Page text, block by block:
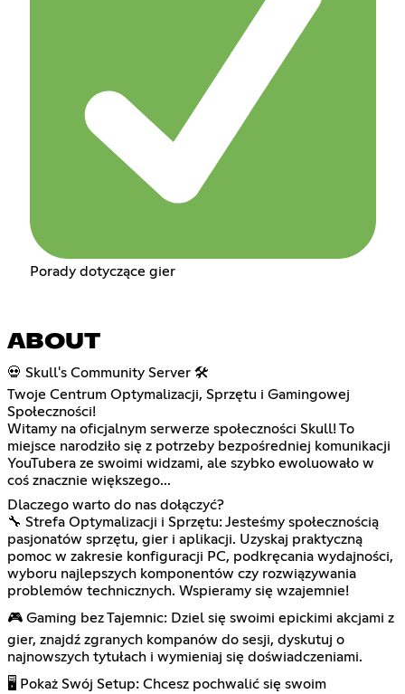
Porady dotyczące gier
ABOUT
💀 Skull's Community Server 🛠️
Twoje Centrum Optymalizacji, Sprzętu i Gamingowej
Społeczności!
Witamy na oficjalnym serwerze społeczności Skull! To
miejsce narodziło się z potrzeby bezpośredniej komunikacji
YouTubera ze swoimi widzami, ale szybko ewoluowało w
coś znacznie większego...
Dlaczego warto do nas dołączyć?
🔧 Strefa Optymalizacji i Sprzętu: Jesteśmy społecznością
pasjonatów sprzętu, gier i aplikacji. Uzyskaj praktyczną
pomoc w zakresie konfiguracji PC, podkręcania wydajności,
wyboru najlepszych komponentów czy rozwiązywania
problemów technicznych. Wspieramy się wzajemnie!
🎮 Gaming bez Tajemnic: Dziel się swoimi epickimi akcjami z
gier, znajdź zgranych kompanów do sesji, dyskutuj o
najnowszych tytułach i wymieniaj się doświadczeniami.
🖥️ Pokaż Swój Setup: Chcesz pochwalić się swoim